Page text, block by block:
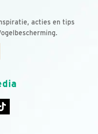
acties en tips